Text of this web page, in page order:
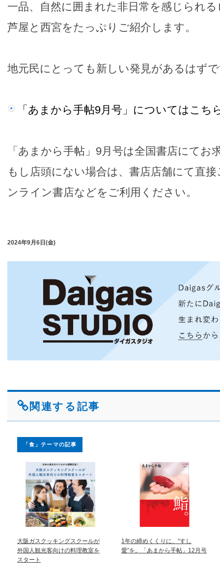
一品、自然に囲まれた非日常を感じられ
芦屋と西宮をたっぷりご紹介します。
地元民にとっても新しい発見があるはず
「あまから手帖9月号」についてはこち
「あまから手帖」9月号は全国書店にてお
もし店頭にない場合は、書店店舗にて直
ンライン書店などをご利用ください。
2024年9月6日(金)
関連する記事
「食」テーマの記事
大阪ガスクッキングスクールが
外国人観光客向けの料理教室を
スタート
1年の締めくくりに、“すし
愛”を。「あまから手帖」12月号